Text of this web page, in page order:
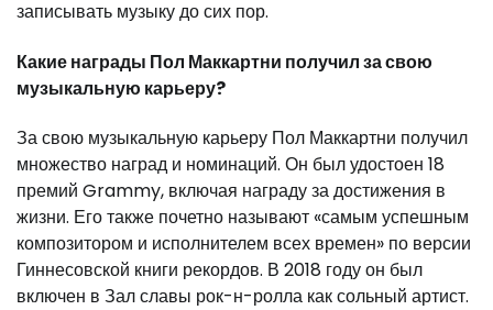
записывать музыку до сих пор.
Какие награды Пол Маккартни получил за свою
музыкальную карьеру?
За свою музыкальную карьеру Пол Маккартни получил
множество наград и номинаций. Он был удостоен 18
премий Grammy, включая награду за достижения в
жизни. Его также почетно называют «самым успешным
композитором и исполнителем всех времен» по версии
Гиннесовской книги рекордов. В 2018 году он был
включен в Зал славы рок-н-ролла как сольный артист.